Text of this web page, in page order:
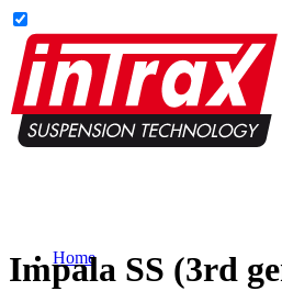
Home
Impala SS (3rd